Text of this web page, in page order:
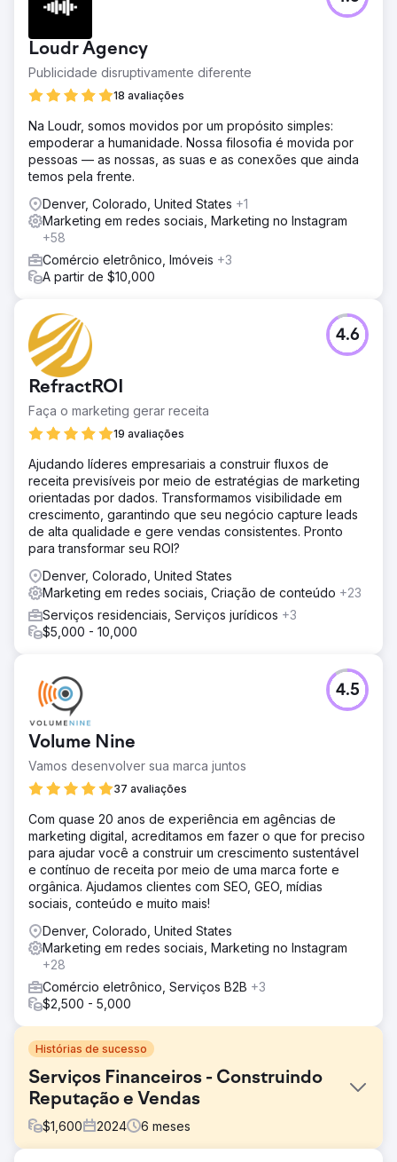
Loudr Agency
Publicidade disruptivamente diferente
18 avaliações
Na Loudr, somos movidos por um propósito simples:
empoderar a humanidade. Nossa filosofia é movida por
pessoas — as nossas, as suas e as conexões que ainda
temos pela frente.
Denver, Colorado, United States +1
Marketing em redes sociais, Marketing no Instagram
+58
Comércio eletrônico, Imóveis +3
A partir de $10,000
RefractROI
Faça o marketing gerar receita
19 avaliações
4.6
Ajudando líderes empresariais a construir fluxos de
receita previsíveis por meio de estratégias de marketing
orientadas por dados. Transformamos visibilidade em
crescimento, garantindo que seu negócio capture leads
de alta qualidade e gere vendas consistentes. Pronto
para transformar seu ROI?
Denver, Colorado, United States
Marketing em redes sociais, Criação de conteúdo +23
Serviços residenciais, Serviços jurídicos +3
$5,000 - 10,000
Volume Nine
Vamos desenvolver sua marca juntos
37 avaliações
4.5
Com quase 20 anos de experiência em agências de
marketing digital, acreditamos em fazer o que for preciso
para ajudar você a construir um crescimento sustentável
e contínuo de receita por meio de uma marca forte e
orgânica. Ajudamos clientes com SEO, GEO, mídias
sociais, conteúdo e muito mais!
Denver, Colorado, United States
Marketing em redes sociais, Marketing no Instagram
+28
Comércio eletrônico, Serviços B2B +3
$2,500 - 5,000
Histórias de sucesso
Serviços Financeiros - Construindo
Reputação e Vendas
$1,600 2024 6 meses